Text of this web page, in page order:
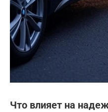
Что влияет на